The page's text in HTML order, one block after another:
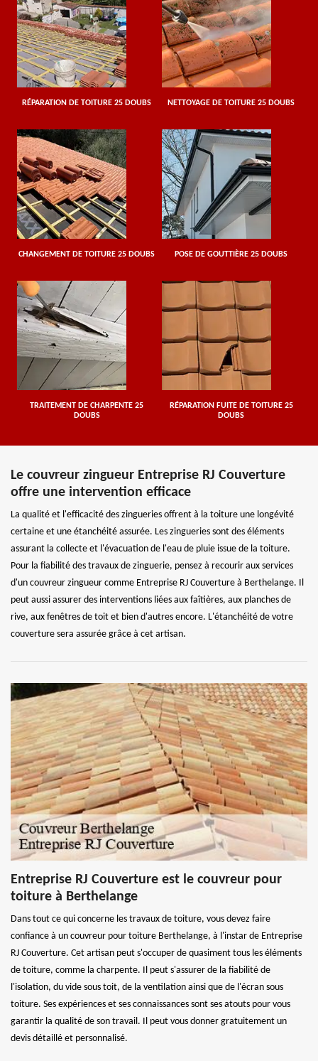
RÉPARATION DE TOITURE 25 DOUBS NETTOYAGE DE TOITURE 25 DOUBS
CHANGEMENT DE TOITURE 25 DOUBS POSE DE GOUTTIÈRE 25 DOUBS
TRAITEMENT DE CHARPENTE 25
DOUBS
RÉPARATION FUITE DE TOITURE 25
DOUBS
Le couvreur zingueur Entreprise RJ Couverture
offre une intervention efficace
La qualité et l'efficacité des zingueries offrent à la toiture une longévité
certaine et une étanchéité assurée. Les zingueries sont des éléments
assurant la collecte et l'évacuation de l'eau de pluie issue de la toiture.
Pour la fiabilité des travaux de zinguerie, pensez à recourir aux services
d'un couvreur zingueur comme Entreprise RJ Couverture à Berthelange. Il
peut aussi assurer des interventions liées aux faîtières, aux planches de
rive, aux fenêtres de toit et bien d'autres encore. L'étanchéité de votre
couverture sera assurée grâce à cet artisan.
Entreprise RJ Couverture est le couvreur pour
toiture à Berthelange
Dans tout ce qui concerne les travaux de toiture, vous devez faire
confiance à un couvreur pour toiture Berthelange, à l'instar de Entreprise
RJ Couverture. Cet artisan peut s'occuper de quasiment tous les éléments
de toiture, comme la charpente. Il peut s'assurer de la fiabilité de
l'isolation, du vide sous toit, de la ventilation ainsi que de l'écran sous
toiture. Ses expériences et ses connaissances sont ses atouts pour vous
garantir la qualité de son travail. Il peut vous donner gratuitement un
devis détaillé et personnalisé.